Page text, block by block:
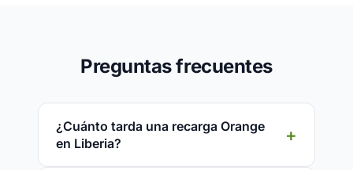
Preguntas frecuentes
¿Cuánto tarda una recarga Orange
en Liberia?